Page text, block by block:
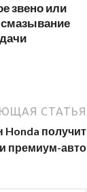
звено или
СТАТЬЯ
получит
премиум-авто